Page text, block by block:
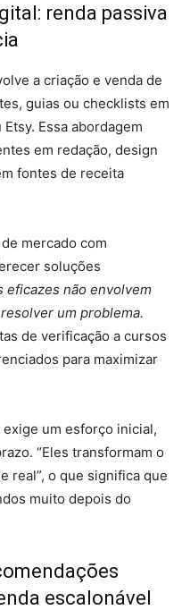
renda passiva
a criação e venda de
guias ou checklists em
Essa abordagem
em redação, design
fontes de receita
mercado com
soluções
eficazes não envolvem
um problema.
de verificação a cursos
para maximizar
um esforço inicial,
“Eles transformam o
real”, o que significa que
muito depois do
escalonável